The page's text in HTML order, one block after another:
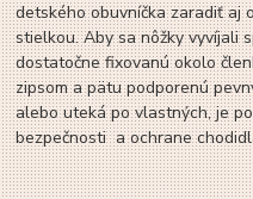
detského obuvníčka zaradiť aj
stielkou. Aby sa nôžky vyvíjali
dostatočne fixovanú okolo
zipsom a pätu podporenú
alebo uteká po vlastných, je
bezpečnosti a ochrane